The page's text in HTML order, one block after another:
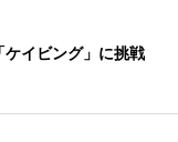
ケイビング」に挑戦